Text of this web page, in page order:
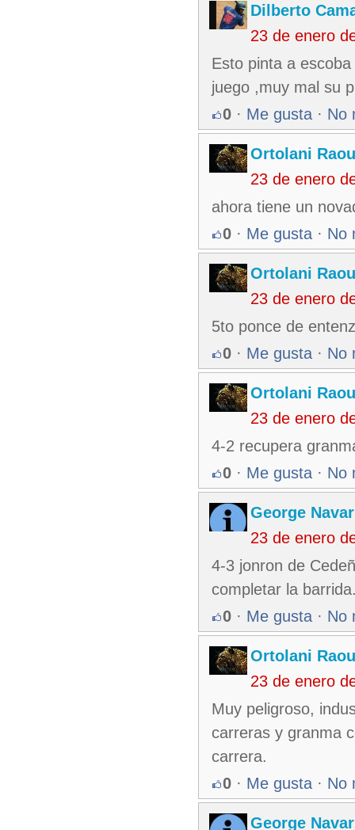
Dilberto
23 de enero
Esto pinta a
juego ,muy mal su
0 · Me gusta · No
Ortolani
23 de enero
ahora tiene un
0 · Me gusta · No
Ortolani
23 de enero
5to ponce de
0 · Me gusta · No
Ortolani
23 de enero
4-2 recupera
0 · Me gusta · No
George
23 de enero
4-3 jonron de
completar la
0 · Me gusta · No
Ortolani
23 de enero
Muy peligroso,
carreras y granma
carrera.
0 · Me gusta · No
George